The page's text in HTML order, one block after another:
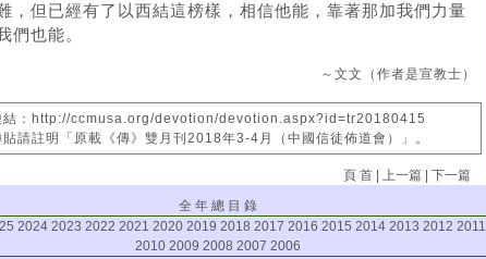
，但已經有了以西結這榜樣，相信他能，靠著那加我們力量
們也能。
～文文（作者是宣教士）
結：http://ccmusa.org/devotion/devotion.aspx?id=tr20180415
貼請註明「原載《傳》雙月刊2018年3-4月（中國信徒佈道會）」。
頁 首 |上一篇 |下一篇
全 年 總 目 錄
2024 2023 2022 2021 2020 2019 2018 2017 2016 2015 2014 2013 2012 2011
2010 2009 2008 2007 2006